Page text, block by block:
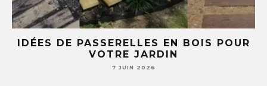
IDÉES DE PASSERELLES EN BOIS POUR
VOTRE JARDIN
7 JUIN 2026